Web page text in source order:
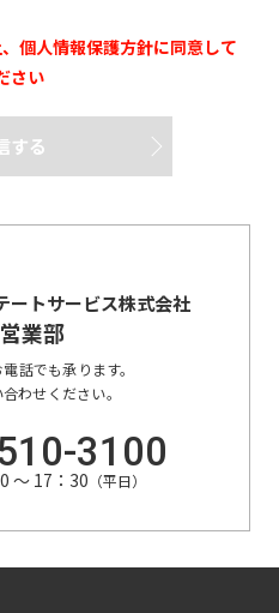
個人情報保護方針に同意して
さい
する
ートサービス株式会社
業部
話でも承ります。
わせください。
3100
〜 17：30 （平日）